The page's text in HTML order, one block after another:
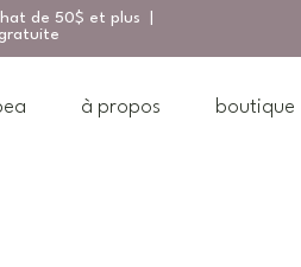
de 50$ et plus |
à propos boutique